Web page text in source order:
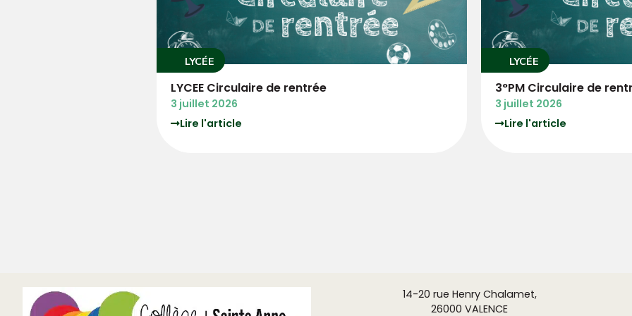
LYCÉE
3°PM Circulaire de rentrée
3 juillet 2026
Lire l'article
COLLÈGE
COLLEGE Circulaire
3 juillet 2026
Lire l'article
14-20 rue Henry Chalamet,
26000 VALENCE